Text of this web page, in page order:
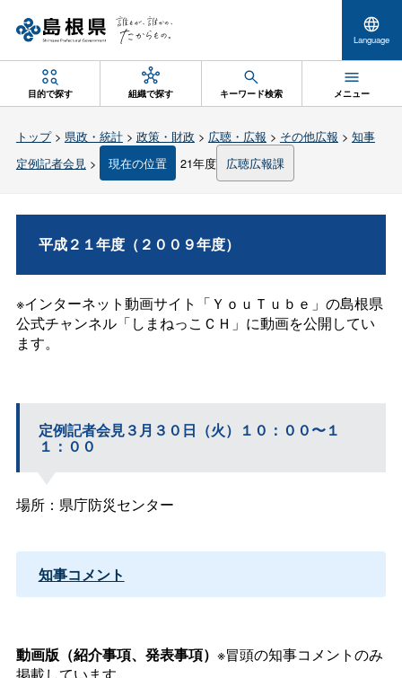
Language
目的で探す 組織で探す キーワード検索 メニュー
トップ> 県政・統計> 政策・財政 > 広聴・広報 > その他広報 > 知事
定例記者会見> 現在の位置 21年度 広聴広報課
平成２１年度（２００９年度）
※インターネット動画サイト「ＹｏｕＴｕｂｅ」の島根県
公式チャンネル「しまねっこＣＨ」に動画を公開してい
ます。
定例記者会見３月３０日（火）１０：００〜１
１：００
場所：県庁防災センター
知事コメント
動画版（紹介事項、発表事項） ※冒頭の知事コメントのみ